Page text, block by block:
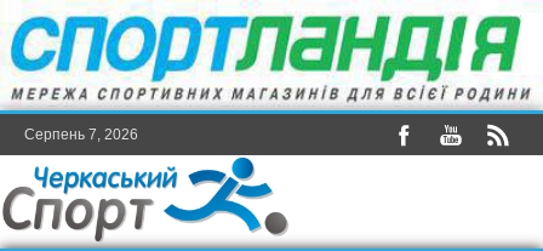
Серпень 7, 2026